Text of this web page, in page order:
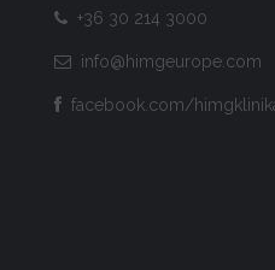
+36 30 214 3000
info@himgeurope.com
facebook.com/